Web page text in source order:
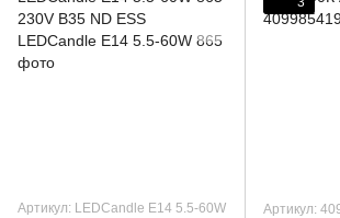
Артикул: LEDCandle E14 5.5-60W
Артикул: